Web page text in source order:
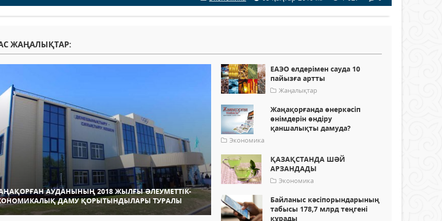
ЖАҢАЛЫҚТАР:
АУДАНЫНЫҢ 2018 ЖЫЛҒЫ ӘЛЕУМЕТТІК-
ДАМУ ҚОРЫТЫНДЫЛАРЫ ТУРАЛЫ
ЕАЭО елдерімен сауда 10
пайызға артты
Жаңалықтар
Жаңақорғанда өнеркәсіп
өнімдерін өндіру
қаншалықты дамуда?
Экономика
ҚАЗАҚСТАНДА ШӘЙ
АРЗАНДАДЫ
Экономика
Байланыс кәсіпорындарының
табысы 178,7 млрд теңгені
құрады